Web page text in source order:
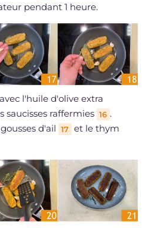
pendant 1 heure.
l'huile d'olive extra
saucisses raffermies 16 .
d'ail 17 et le thym